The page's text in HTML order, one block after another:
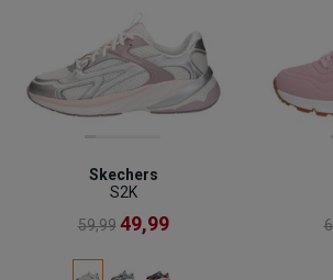
Skechers
S2K
59,99 49,99